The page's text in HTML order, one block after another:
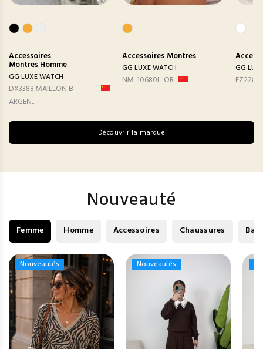
Accessoires
Montres Homme
GG LUXE WATCH
DX3388 MAILLON B-
ARGEN...
Accessoires Montres
GG LUXE WATCH
NM-10680L-OR
GG
FZ2282
Découvrir la marque
Nouveauté
Femme Homme Accessoires Chaussures
Nouveautés
Nouveautés Nouveautés
Nouveautés